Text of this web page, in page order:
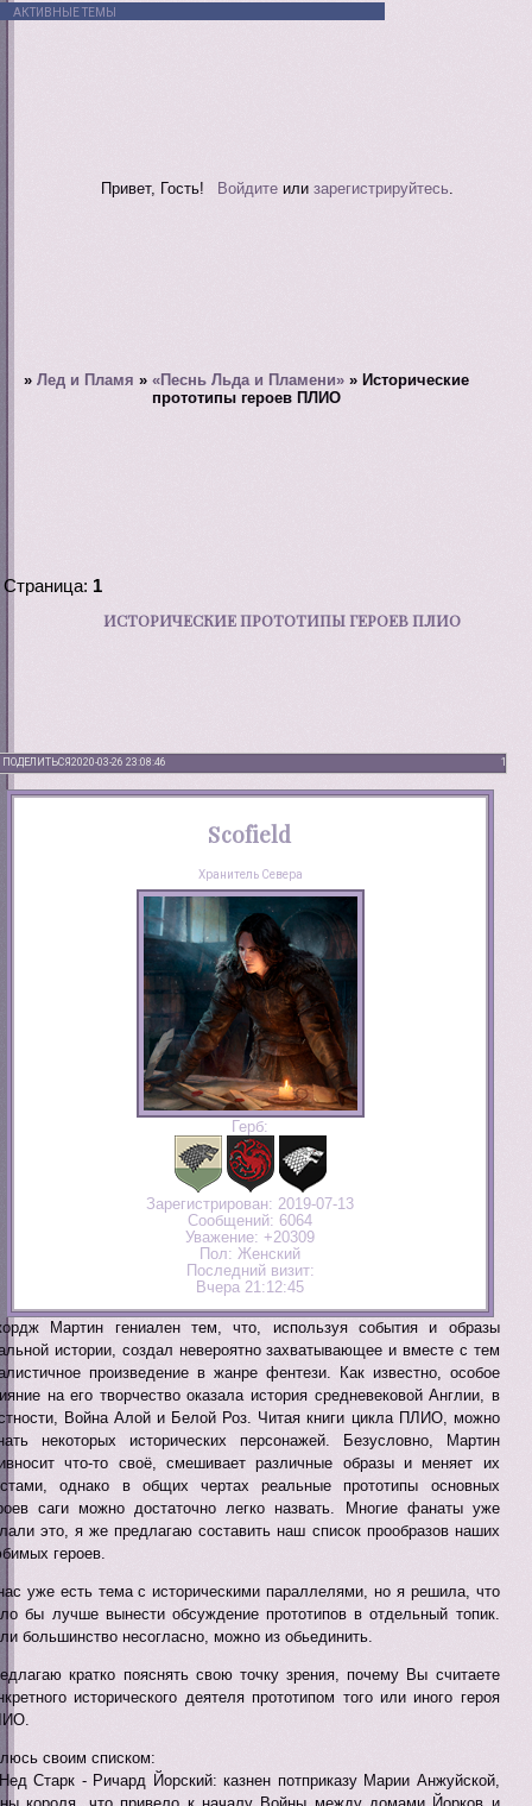
АКТИВНЫЕ ТЕМЫ
Привет, Гость! Войдитеили зарегистрируйтесь.
»Лед и Пламя »«Песнь Льда и Пламени» » Исторические
прототипы героев ПЛИО
ИСТОРИЧЕСКИЕ ПРОТОТИПЫ ГЕРОЕВ ПЛИО
Страница: 1
ПОДЕЛИТЬСЯ 1
2020-03-26 23:08:46
Scofield
Хранитель Севера
Герб:
Зарегистрирован: 2019-07-13
Сообщений: 6064
Уважение: +20309
Пол: Женский
Последний визит:
Вчера 21:12:45
Мартин гениален тем, что, используя события и образы
истории, создал невероятно захватывающее и вместе с тем
произведение в жанре фентези. Как известно, особое
на его творчество оказала история средневековой Англии, в
Война Алой и Белой Роз. Читая книги цикла ПЛИО, можно
некоторых исторических персонажей. Безусловно, Мартин
что-то своё, смешивает различные образы и меняет их
однако в общих чертах реальные прототипы основных
саги можно достаточно легко назвать. Многие фанаты уже
это, я же предлагаю составить наш список прообразов наших
героев.
уже есть тема с историческими параллелями, но я решила, что
бы лучше вынести обсуждение прототипов в отдельный топик.
большинство несогласно, можно из обьединить.
кратко пояснять свою точку зрения, почему Вы считаете
исторического деятеля прототипом того или иного героя
своим списком:
Старк - Ричард Йорский: казнен потприказу Марии Анжуйской,